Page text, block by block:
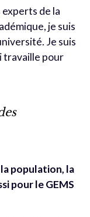
de la
je suis
Je suis
travaille pour
population, la
pour le GEMS